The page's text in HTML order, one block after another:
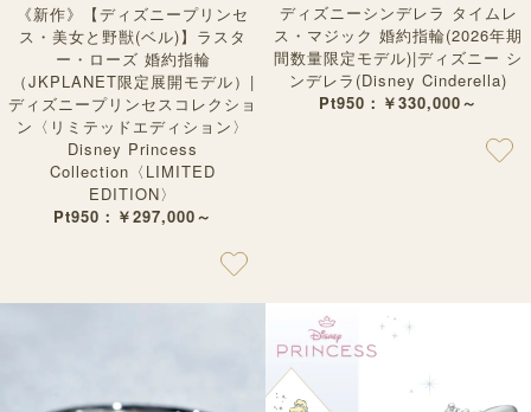
《新作》【ディズニープリンセ
ス・美女と野獣(ベル)】ラスタ
ー・ローズ 婚約指輪
（JKPLANET限定展開モデル）|
ディズニープリンセスコレクショ
ン〈リミテッドエディション〉
Disney Princess
Collection〈LIMITED
EDITION〉
Pt950：￥297,000～
ディズニーシンデレラ タイムレ
ス・マジック 婚約指輪(2026年期
間数量限定モデル)|ディズニー シ
ンデレラ(Disney Cinderella)
Pt950：￥330,000～